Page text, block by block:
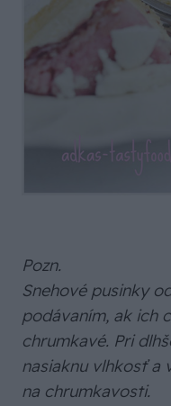
Pozn.
Snehové pusinky
podávaním, ak ich
chrumkavé. Pri
nasiaknu vlhkosť a
na chrumkavosti.